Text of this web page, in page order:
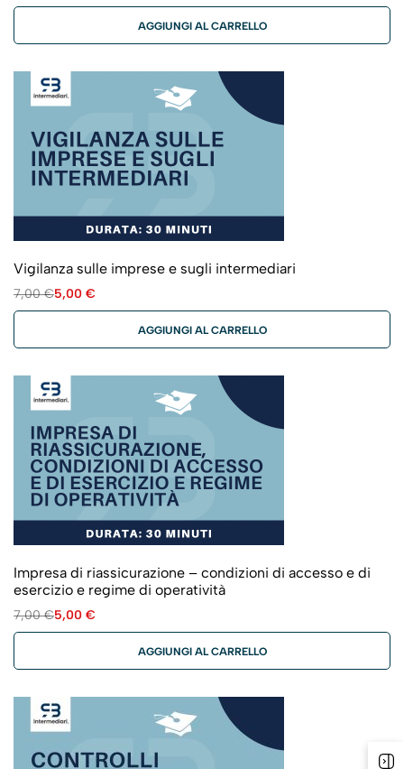
AGGIUNGI AL CARRELLO
Vigilanza sulle imprese e sugli intermediari
7,00€5,00 €
AGGIUNGI AL CARRELLO
Impresa di riassicurazione – condizioni di accesso e di
esercizio e regime di operatività
7,00€5,00 €
AGGIUNGI AL CARRELLO